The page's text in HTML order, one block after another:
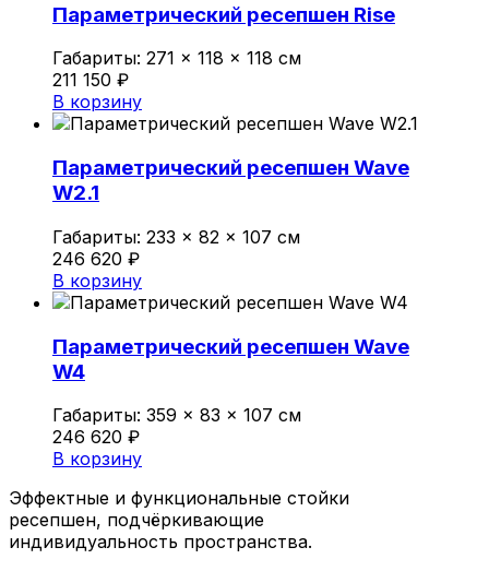
Параметрический ресепшен Rise
Габариты: 271 × 118 × 118 см
211 150 ₽
В корзину
Параметрический ресепшен Wave
W2.1
Габариты: 233 × 82 × 107 см
246 620 ₽
В корзину
Параметрический ресепшен Wave
W4
Габариты: 359 × 83 × 107 см
246 620 ₽
В корзину
Эффектные и функциональные стойки
ресепшен, подчёркивающие
индивидуальность пространства.